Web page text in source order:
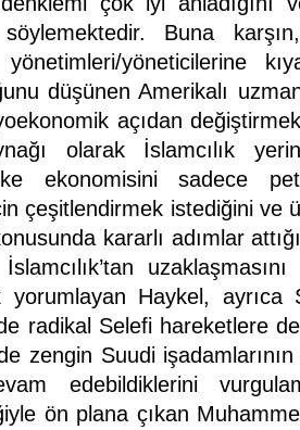
Buna
yöneticilerine
düşünen Amerikalı
açıdan
olarak İslamcılık
ekonomisini sadece
çeşitlendirmek istediğini ve
kararlı adımlar
İslamcılık’tan
Haykel, ayrıca
radikal Selefi hareketlere
zengin Suudi
edebildiklerini
ön plana çıkan